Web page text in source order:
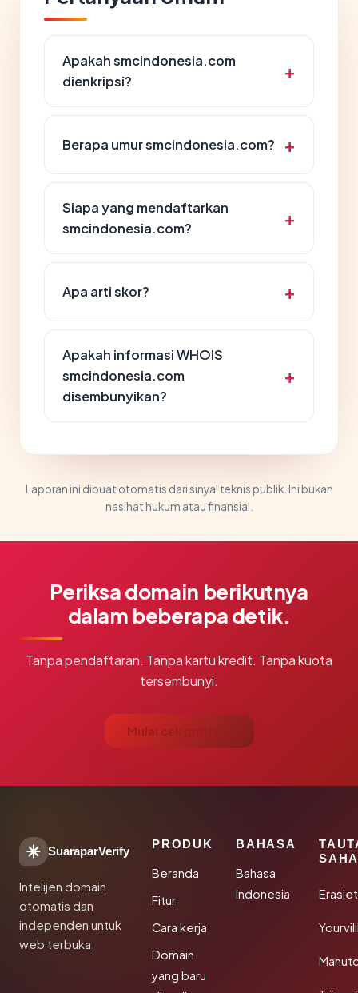
Apakah smcindonesia.com
dienkripsi?
Berapa umur smcindonesia.com?
Siapa yang mendaftarkan
smcindonesia.com?
Apa arti skor?
Apakah informasi WHOIS
smcindonesia.com
disembunyikan?
Laporan ini dibuat otomatis dari sinyal teknis publik. Ini bukan
nasihat hukum atau finansial.
Periksa domain berikutnya
dalam beberapa detik.
Tanpa pendaftaran. Tanpa kartu kredit. Tanpa kuota
tersembunyi.
Mulai cek gratis →
SuaraparVerify
Intelijen domain
otomatis dan
independen untuk
web terbuka.
PRODUK
Beranda
Fitur
Cara kerja
Domain
yang baru
BAHASA
Bahasa
Indonesia